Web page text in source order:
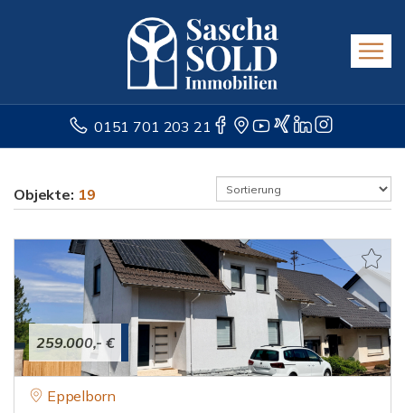
0151 701 203 21
Objekte: 19
259.000,- €
Eppelborn